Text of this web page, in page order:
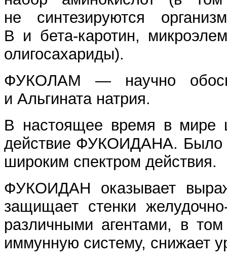
не синтезируются
В и бета-каротин,
олигосахариды).
ФУКОЛАМ — научно
и Альгината натрия.
В настоящее время в мире
действие ФУКОИДАНА. Было
широким спектром действия.
ФУКОИДАН оказывает
защищает стенки
различными агентами, в
иммунную систему, снижает